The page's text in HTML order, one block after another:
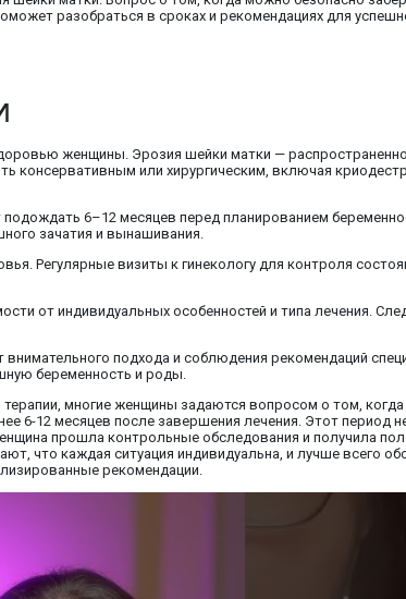
разобраться в сроках и рекомендациях для
женщины. Эрозия шейки матки —
консервативным или хирургическим, включая
6–12 месяцев перед планированием
зачатия и вынашивания.
Регулярные визиты к гинекологу для контроля
от индивидуальных особенностей и типа лечения.
подхода и соблюдения рекомендаций
беременность и роды.
многие женщины задаются вопросом о том,
6-12 месяцев после завершения лечения. Этот период
прошла контрольные обследования и получила
что каждая ситуация индивидуальна, и лучше всего
рекомендации.